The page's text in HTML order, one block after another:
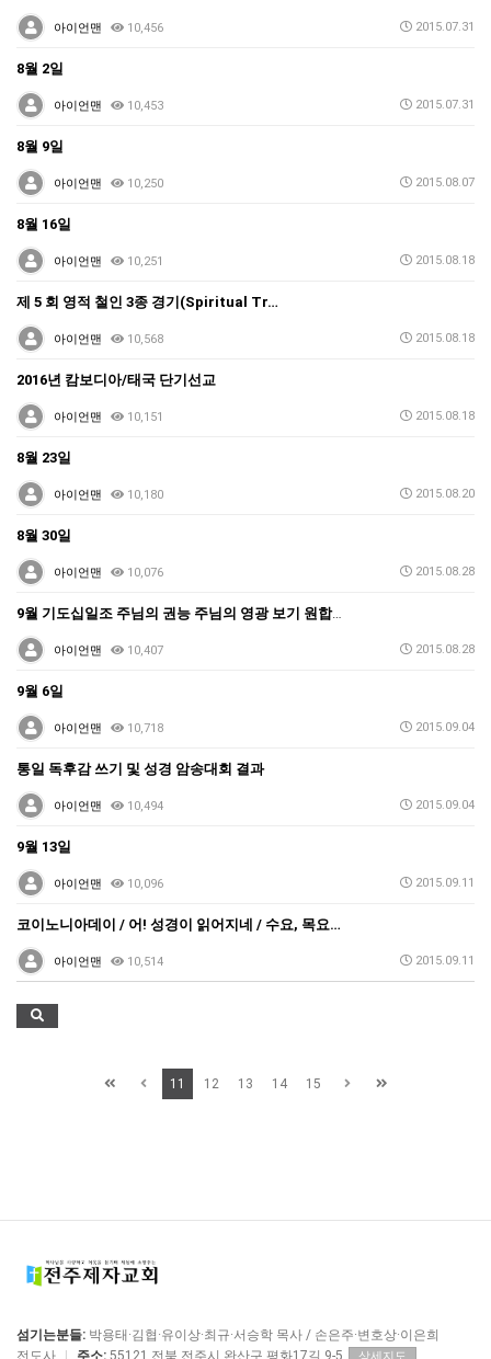
아이언맨 10,456 2015.07.31
8월 2일
아이언맨 10,453 2015.07.31
8월 9일
아이언맨 10,250 2015.08.07
8월 16일
아이언맨 10,251 2015.08.18
제 5 회 영적 철인 3종 경기(Spiritual Tr…
아이언맨 10,568 2015.08.18
2016년 캄보디아/태국 단기선교
아이언맨 10,151 2015.08.18
8월 23일
아이언맨 10,180 2015.08.20
8월 30일
아이언맨 10,076 2015.08.28
9월 기도십일조 주님의 권능 주님의 영광 보기 원합니다…
아이언맨 10,407 2015.08.28
9월 6일
아이언맨 10,718 2015.09.04
통일 독후감 쓰기 및 성경 암송대회 결과
아이언맨 10,494 2015.09.04
9월 13일
아이언맨 10,096 2015.09.11
코이노니아데이 / 어! 성경이 읽어지네 / 수요, 목요…
아이언맨 10,514 2015.09.11
11 12 13 14 15
섬기는분들: 박용태·김협·유이상·최규·서승학 목사 / 손은주·변호상·이은희